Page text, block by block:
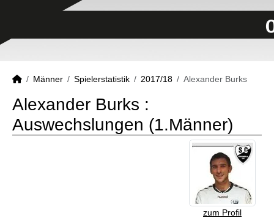
Männer Spielerstatistik 2017/18 Alexander Burks
Alexander Burks :
Auswechslungen (1.Männer)
zum Profil